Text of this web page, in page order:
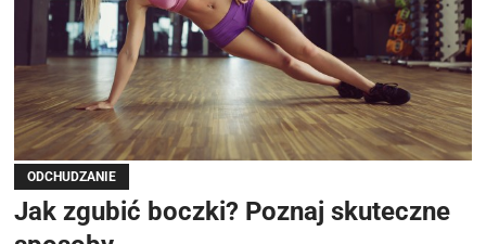
ODCHUDZANIE
Jak zgubić boczki? Poznaj skuteczne